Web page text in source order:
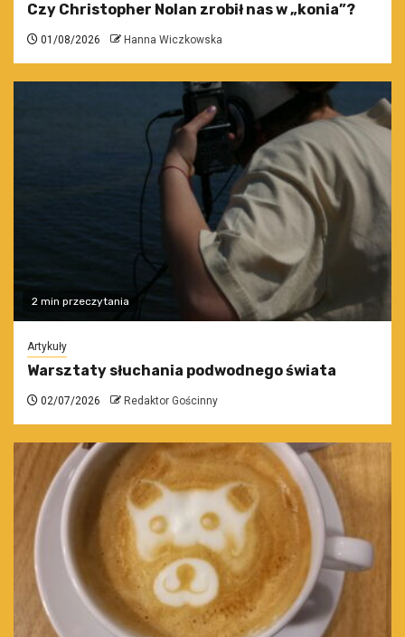
Czy Christopher Nolan zrobił nas w „konia”?
01/08/2026 Hanna Wiczkowska
2 min przeczytania
Artykuły
Warsztaty słuchania podwodnego świata
02/07/2026 Redaktor Gościnny